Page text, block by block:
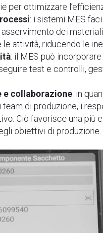
per ottimizzare
: i sistemi MES
dei
attività, riducendo le
: il MES può
test e controlli,
e collaborazione: in
di produzione, i
Ciò favorisce una più
obiettivi di produzione.